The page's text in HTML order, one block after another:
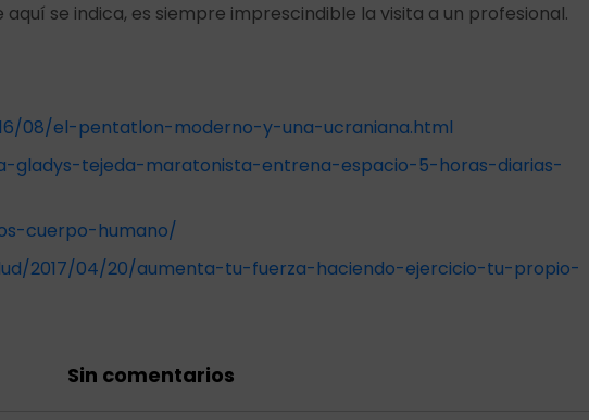
se indica, es siempre imprescindible la visita a un profesional.
08/el-pentatlon-moderno-y-una-ucraniana.html
gladys-tejeda-maratonista-entrena-espacio-5-horas-diarias-
cuerpo-humano/
2017/04/20/aumenta-tu-fuerza-haciendo-ejercicio-tu-propio-
Sin comentarios